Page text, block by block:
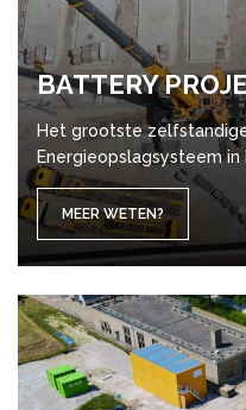
BAT­TERY
Het grootste
Energieopslagsysteem in
MEER WETEN?